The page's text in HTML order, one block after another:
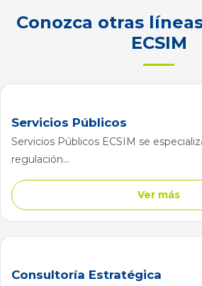
Conozca otras
ECSIM
Servicios Públicos
Servicios Públicos ECSIM se
regulación...
Ver más
Consultoría Estratégica